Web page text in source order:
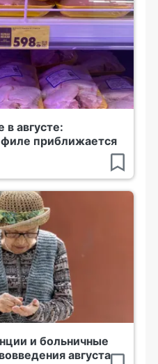
в августе:
приближается
и больничные
августа